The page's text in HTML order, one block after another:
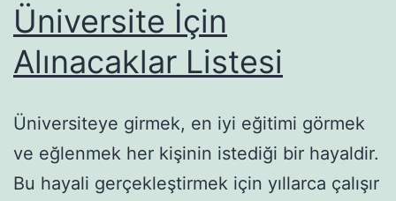
Üniversite İçin
Alınacaklar Listesi
Üniversiteye girmek, en iyi eğitimi görmek
ve eğlenmek her kişinin istediği bir hayaldir.
Bu hayali gerçekleştirmek için yıllarca çalışır